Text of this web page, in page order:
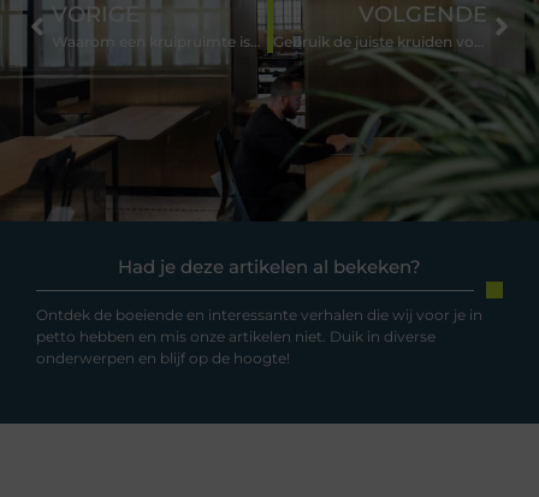
Had je deze artikelen al bekeken?
Ontdek de boeiende en interessante verhalen die wij voor je in
petto hebben en mis onze artikelen niet. Duik in diverse
onderwerpen en blijf op de hoogte!
VORIGE
Waarom een kruipruimte isoleren?
VOLGENDE
Gebruik de juiste kruiden voor paarden!